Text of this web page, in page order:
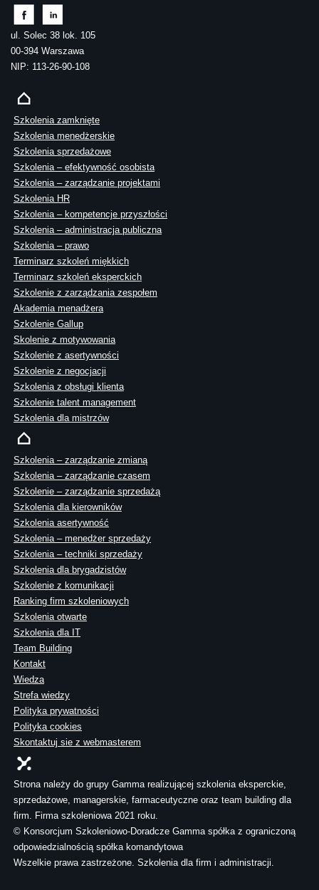
ul. Solec 38 lok. 105
00-394 Warszawa
NIP: 113-26-90-108
Szkolenia zamknięte
Szkolenia menedżerskie
Szkolenia sprzedażowe
Szkolenia – efektywność osobista
Szkolenia – zarządzanie projektami
Szkolenia HR
Szkolenia – kompetencje przyszłości
Szkolenia – administracja publiczna
Szkolenia – prawo
Terminarz szkoleń miękkich
Terminarz szkoleń eksperckich
Szkolenie z zarządzania zespołem
Akademia menadżera
Szkolenie Gallup
Skolenie z motywowania
Szkolenie z asertywności
Szkolenie z negocjacji
Szkolenia z obsługi klienta
Szkolenie talent management
Szkolenia dla mistrzów
Szkolenia – zarządzanie zmianą
Szkolenia – zarządzanie czasem
Szkolenie – zarządzanie sprzedażą
Szkolenia dla kierowników
Szkolenia asertywność
Szkolenia – menedżer sprzedaży
Szkolenia – techniki sprzedaży
Szkolenia dla brygadzistów
Szkolenie z komunikacji
Ranking firm szkoleniowych
Szkolenia otwarte
Szkolenia dla IT
Team Building
Kontakt
Wiedza
Strefa wiedzy
Polityka prywatności
Polityka cookies
Skontaktuj sie z webmasterem
Strona należy do grupy Gamma realizującej szkolenia eksperckie,
sprzedażowe, managerskie, farmaceutyczne oraz team building dla
firm. Firma szkoleniowa 2021 roku.
© Konsorcjum Szkoleniowo-Doradcze Gamma spółka z ograniczoną
odpowiedzialnością spółka komandytowa
Wszelkie prawa zastrzeżone. Szkolenia dla firm i administracji.